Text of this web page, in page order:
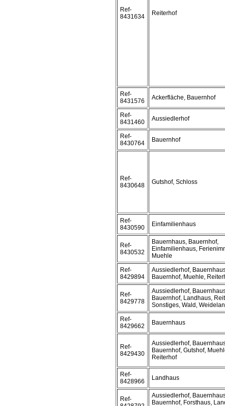
Ref-
8431634
Reiterhof
Ref-
8431576
Ackerfläche, Bauernhof
Ref-
8431460
Aussiedlerhof
Ref-
8430764
Bauernhof
Ref-
8430648
Gutshof, Schloss
Ref-
8430590
Einfamilienhaus
Ref-
8430532
Bauernhaus, Bauernhof,
Einfamilienhaus,
Muehle
Ref-
8429894
Aussiedlerhof,
Bauernhof, Muehle,
Ref-
8429778
Aussiedlerhof,
Bauernhof, Landhaus,
Sonstiges, Wald,
Ref-
8429662
Bauernhaus
Ref-
8429430
Aussiedlerhof,
Bauernhof, Gutshof,
Reiterhof
Ref-
8428966
Landhaus
Ref-
Aussiedlerhof,
Bauernhof, Forsthaus,